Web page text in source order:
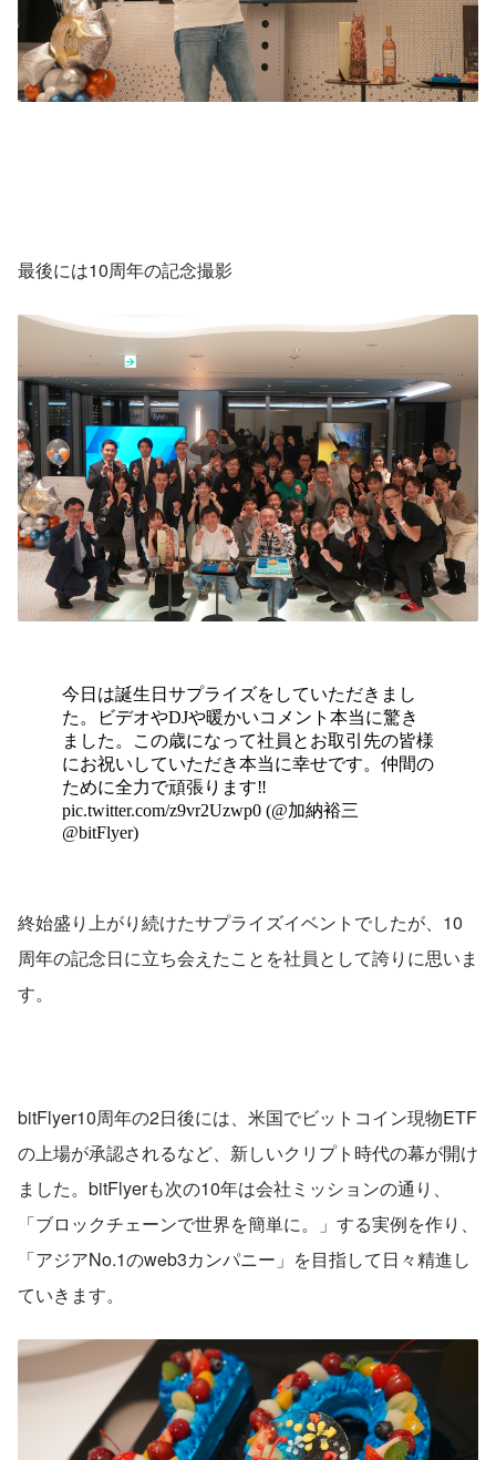
最後には10周年の記念撮影
終始盛り上がり続けたサプライズイベントでしたが、10
周年の記念日に立ち会えたことを社員として誇りに思いま
す。
bitFlyer10周年の2日後には、米国でビットコイン現物ETF
の上場が承認されるなど、新しいクリプト時代の幕が開け
ました。bitFlyerも次の10年は会社ミッションの通り、
「ブロックチェーンで世界を簡単に。」する実例を作り、
「アジアNo.1のweb3カンパニー」を目指して日々精進し
ていきます。